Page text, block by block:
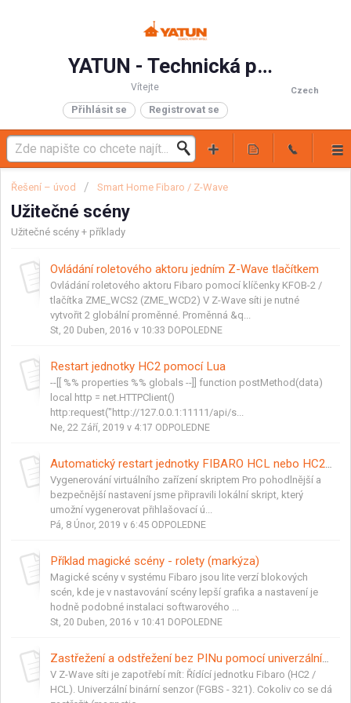
YATUN - Technická podpora
Czech
Vítejte
Přihlásit se Registrovat se
Řešení – úvod Smart Home Fibaro / Z-Wave
Užitečné scény
Užitečné scény + příklady
Ovládání roletového aktoru jedním Z-Wave tlačítkem
Ovládání roletového aktoru Fibaro pomocí klíčenky KFOB-2 /
tlačítka ZME_WCS2 (ZME_WCD2) V Z-Wave síti je nutné
vytvořit 2 globální proměnné. Proměnná &q...
St, 20 Duben, 2016 v 10:33 DOPOLEDNE
Restart jednotky HC2 pomocí Lua
--[[ %% properties %% globals --]] function postMethod(data)
local http = net.HTTPClient()
http:request("http://127.0.0.1:11111/api/s...
Ne, 22 Září, 2019 v 4:17 ODPOLEDNE
Vygenerování virtuálního zařízení skriptem Pro pohodlnější a
bezpečnější nastavení jsme připravili lokální skript, který
umožní vygenerovat přihlašovací ú...
Pá, 8 Únor, 2019 v 6:45 ODPOLEDNE
Příklad magické scény - rolety (markýza)
Magické scény v systému Fibaro jsou lite verzí blokových
scén, kde je v nastavování scény lepší grafika a nastavení je
hodně podobné instalaci softwarového ...
St, 20 Duben, 2016 v 10:41 DOPOLEDNE
Zastřežení a odstřežení bez PINu pomocí univerzálního senzoru
V Z-Wave síti je zapotřebí mít: Řídící jednotku Fibaro (HC2 /
HCL). Univerzální binární senzor (FGBS - 321). Cokoliv co se dá